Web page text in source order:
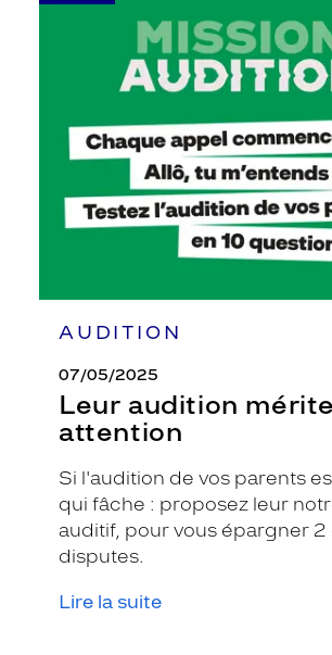
AUDITION
07/05/2025
Leur audition
attention
Si l'audition de vos parents
qui fâche : proposez leur
auditif, pour vous épargner 2
disputes.
Lire la suite
-